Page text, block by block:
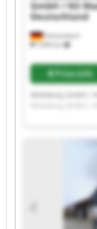
Dietzenbach
7,849 km
GmbH / NS
Deutschland
Price info
Widoberg GmbH /
Widoberg GmbH /
Widoberg GmbH
Widoberg GmbH /
Widoberg GmbH
Widoberg GmbH /
Widoberg GmbH /
Widoberg GmbH /
Widoberg GmbH /
Widoberg GmbH /
Widoberg GmbH /